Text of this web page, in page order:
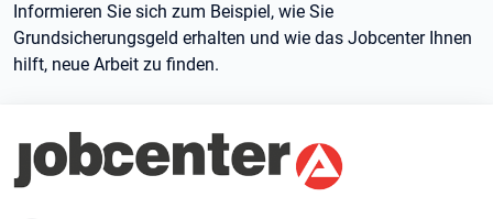
Informieren Sie sich zum Beispiel, wie Sie
Grundsicherungsgeld erhalten und wie das Jobcenter Ihnen
hilft, neue Arbeit zu finden.
Branding-Bereich Beschreibung